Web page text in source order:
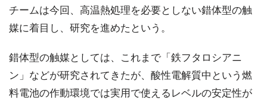
チームは今回、高温熱処理を必要としない錯体型の触
媒に着目し、研究を進めたという。
錯体型の触媒としては、これまで「鉄フタロシアニ
ン」などが研究されてきたが、酸性電解質中という燃
料電池の作動環境では実用で使えるレベルの安定性が